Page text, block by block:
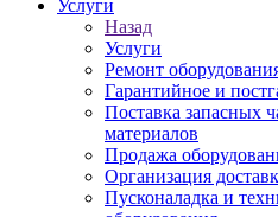
Услуги
Назад
Услуги
Ремонт
Гарантийное и
Поставка запасных
материалов
Продажа
Организация
Пусконаладка и